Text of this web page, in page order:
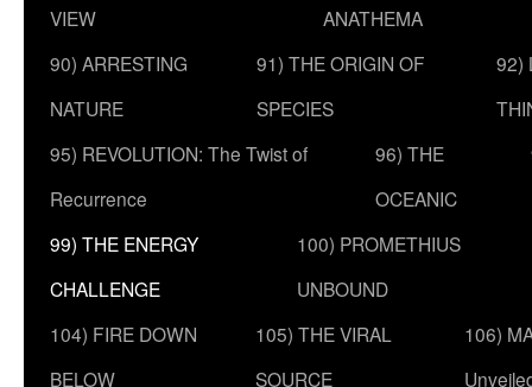
VIEW
ANATHEMA
90) ARRESTING
NATURE
91) THE ORIGIN OF
SPECIES
92)
95) REVOLUTION: The Twist of
Recurrence
96) THE
OCEANIC
99) THE ENERGY
CHALLENGE
100) PROMETHIUS
UNBOUND
104) FIRE DOWN
BELOW
105) THE VIRAL
SOURCE
106)